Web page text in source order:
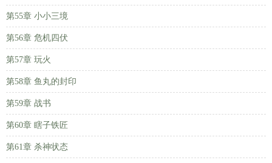
第55章 小小三境
第56章 危机四伏
第57章 玩火
第58章 鱼丸的封印
第59章 战书
第60章 瞎子铁匠
第61章 杀神状态